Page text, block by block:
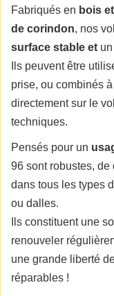
Fabriqués en bois
de corindon, nos
surface stable et un
Ils peuvent être
prise, ou combinés
directement sur le
techniques.
Pensés pour un
96 sont robustes,
dans tous les types
ou dalles.
Ils constituent une
renouveler
une grande liberté
réparables !